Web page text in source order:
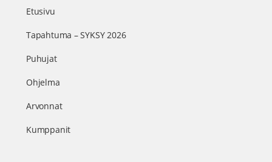
Etusivu
Tapahtuma – SYKSY 2026
Puhujat
Ohjelma
Arvonnat
Kumppanit